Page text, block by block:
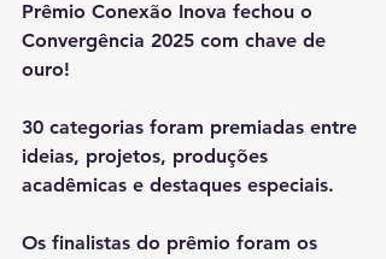
Prêmio Conexão Inova fechou o
Convergência 2025 com chave de
ouro!
30 categorias foram premiadas entre
ideias, projetos, produções
acadêmicas e destaques especiais.
Os finalistas do prêmio foram os